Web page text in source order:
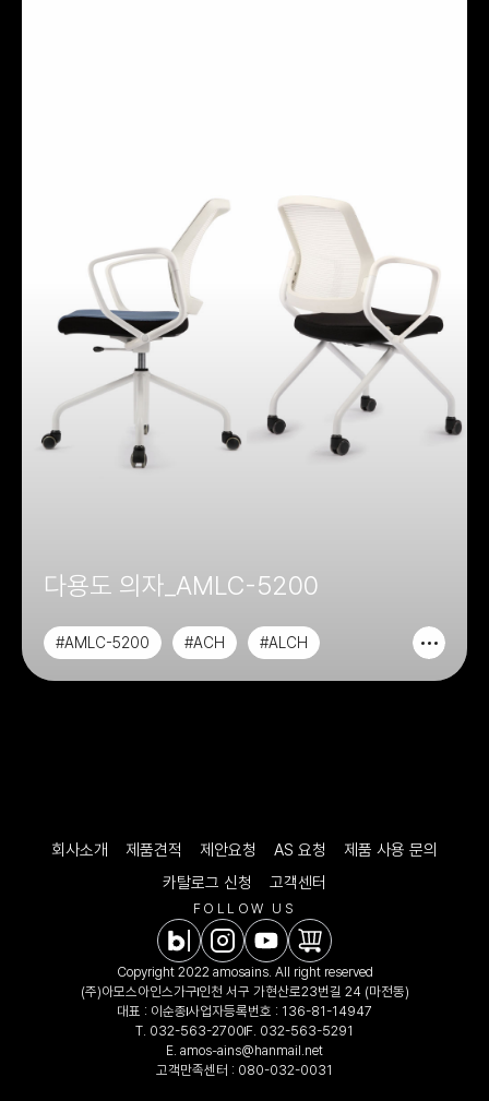
다용도 의자_AMLC-5200
#AMLC-5200 #ACH
#ALCH
회사소개 제품견적 제안요청 AS 요청
제품 사용 문의
카탈로그 신청
고객센터
FOLLOW US
Copyright 2022 amosains. All right reserved
(주)아모스아인스가구인천 서구 가현산로23번길 24 (마전동)
대표 : 이순종사업자등록번호 : 136-81-14947
T. 032-563-2700 F. 032-563-5291
E. amos-ains@hanmail.net
고객만족센터 : 080-032-0031